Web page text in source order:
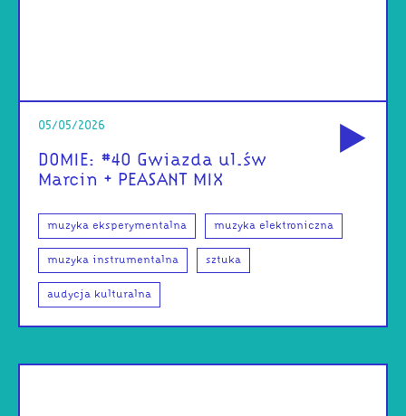
05/05/2026
DOMIE: #40 Gwiazda ul.św
Marcin + PEASANT MIX
muzyka eksperymentalna muzyka elektroniczna
muzyka instrumentalna sztuka
audycja kulturalna